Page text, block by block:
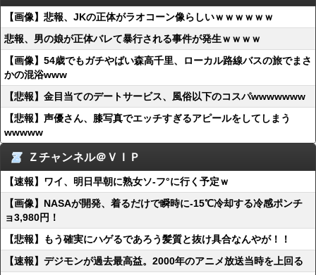
【画像】悲報、JKの正体がラオコーン像らしいｗｗｗｗｗｗ
悲報、男の娘が正体バレて暴行される事件が発生ｗｗｗｗ
【画像】54歳でもガチやばい森高千里、ローカル路線バスの旅でまさ
かの混浴www
【悲報】金目当てのデートサービス、風俗以下のコスパwwwwwww
【悲報】声優さん、膝写真でエッチすぎるアピールをしてしまう
wwwww
Ｚチャンネル＠ＶＩＰ
【速報】ワイ、明日早朝に熟女ソ-フ°に行く予定ｗ
【画像】NASAが開発、着るだけで瞬時に-15℃冷却する冷感ポンチ
ョ3,980円！
【悲報】もう確実にハゲるであろう髪質と抜け具合なんやが！！
【速報】デジモンが過去最高益。2000年のアニメ放送当時を上回る